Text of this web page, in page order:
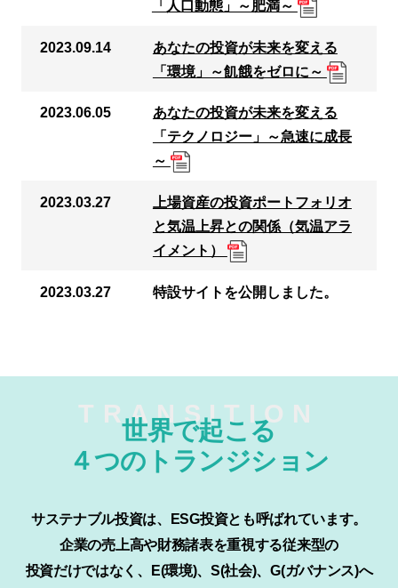
「人口動態」～肥満～
2023.09.14
あなたの投資が未来を変える
「環境」～飢餓をゼロに～
2023.06.05
あなたの投資が未来を変える
「テクノロジー」～急速に成長
～
2023.03.27
上場資産の投資ポートフォリオ
と気温上昇との関係（気温アラ
イメント）
2023.03.27 特設サイトを公開しました。
世界で起こる
４つのトランジション
サステナブル投資は、ESG投資とも呼ばれています。
企業の売上高や財務諸表を重視する従来型の
投資だけではなく、
E(環境)、S(社会)、G(ガバナンス)へ